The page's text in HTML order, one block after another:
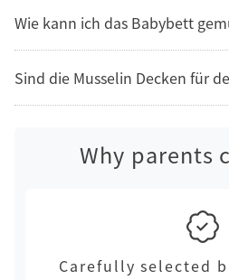
Wie kann ich das Babybett
Sind die Musselin Decken für
Why parents
Carefully selected